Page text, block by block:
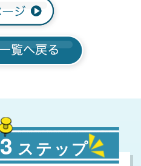
3 ステップ